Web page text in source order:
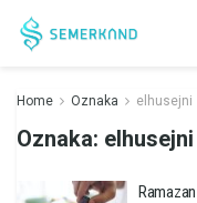
Home Oznaka elhusejni
Oznaka: elhusejni